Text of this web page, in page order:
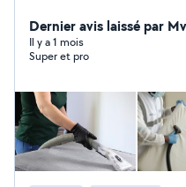
régulier, grand ménage,
bureaux, locaux,
conciergeries :
événements -> Interventions rapides en Île-de-France ->
Garantie 100% satisfait ou
Dernier avis laissé par
Il y a 1 mois
Super et pro